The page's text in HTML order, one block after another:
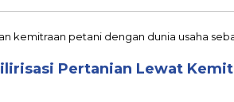
Pertanian Lewat